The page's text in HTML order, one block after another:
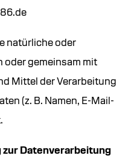
natürliche oder
oder gemeinsam mit
Mittel der Verarbeitung
(z. B. Namen, E-Mail-
zur Datenverarbeitung